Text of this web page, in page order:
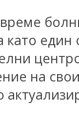
като един
на